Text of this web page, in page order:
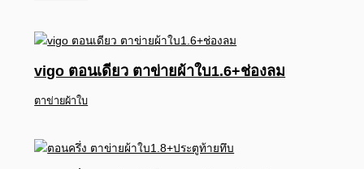
vigo ตอนเดียว ตาข่ายผ้าใบ1.6+ช่องลม
ตาข่ายผ้าใบ